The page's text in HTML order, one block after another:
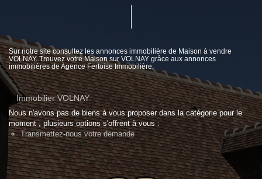
Sur notre site consultez les annonces immobilière de Maison à vendre
VOLNAY. Trouvez votre Maison sur VOLNAY grâce aux annonces
immobilières de Agence Fertoise Immobilière.
Immobilier VOLNAY
Nous n'avons pas de biens à vous proposer dans la catégorie pour le
moment , plusieurs options s'offrent à vous :
Transmettez-nous votre demande